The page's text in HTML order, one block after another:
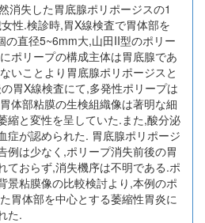
消失した胃底腺ポリポージスの1
性.検診時,胃X線検査で胃体部を
の直径5~6mm大,山田II型のポリー
ポリープの構成主体は胃底腺であ
いことより胃底腺ポリポージスと
胃X線検査にて,多発性ポリープは
体部粘膜の生検組織像は著明な細
縮と変性を呈していた.また,酸分泌
症が認められた. 胃底腺ポリポージ
例は少なく,ポリープ消失前後の胃
ておらず,消失機序は不明である.ポ
景粘膜像の比較検討より,本例のポ
胃体部を中心とする萎縮性胃炎に
た.